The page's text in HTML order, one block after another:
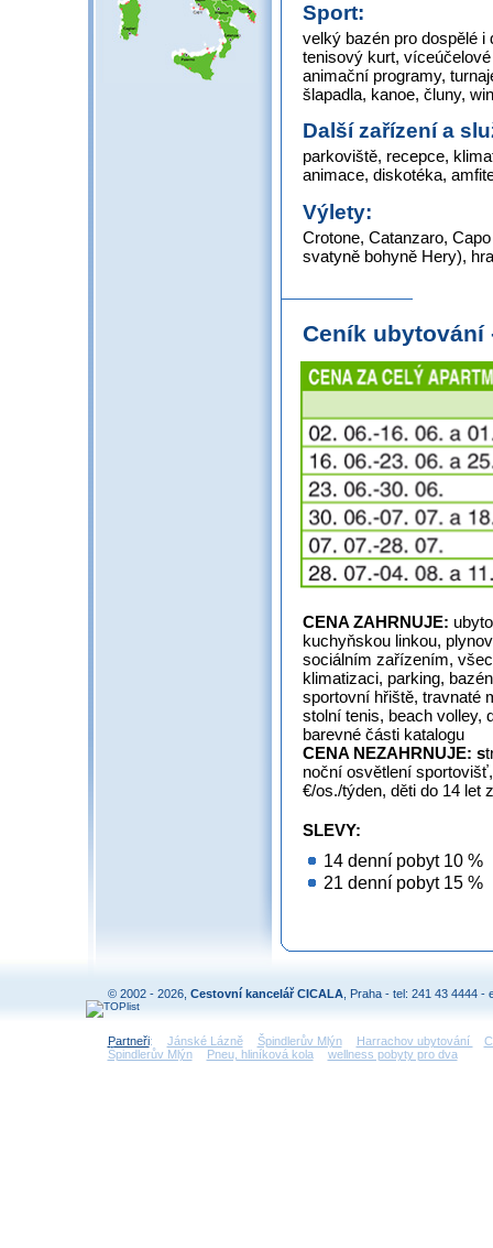
Sport:
velký bazén pro dospělé i
tenisový kurt,
animační programy,
šlapadla, kanoe, čluny,
Další zařízení a
parkoviště, recepce,
animace, diskotéka,
Výlety:
Crotone, Catanzaro,
svatyně bohyně Hery),
Ceník
CENA ZAHRNUJE:
kuchyňskou linkou,
sociálním zařízením,
klimatizaci, parking,
sportovní hřiště, travnaté
stolní tenis, beach volley,
barevné části katalogu
CENA NEZAHRNUJE: s
noční osvětlení
€/os./týden, děti do 14 let
SLEVY:
14 denní pobyt 10 %
21 denní pobyt 15 %
© 2002 - 2026, Cestovní kancelář CICALA , Praha - tel: 241 43 4444 -
Partneři: Jánské Lázně Špindlerův Mlýn Harrachov ubytování
Špindlerův Mlýn
Pneu, hliníková kola wellness pobyty pro dva